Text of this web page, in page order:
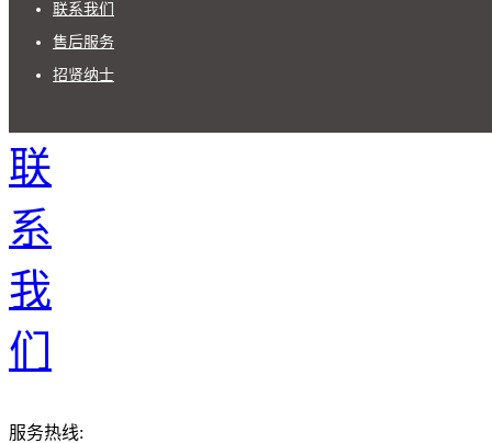
联系我们
售后服务
招贤纳士
联
系
我
们
服务热线: